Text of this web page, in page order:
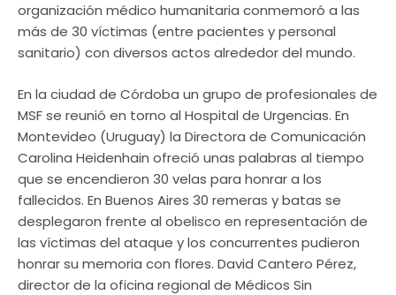
organización médico humanitaria conmemoró a las
más de 30 víctimas (entre pacientes y personal
sanitario) con diversos actos alrededor del mundo.
En la ciudad de Córdoba un grupo de profesionales de
MSF se reunió en torno al Hospital de Urgencias. En
Montevideo (Uruguay) la Directora de Comunicación
Carolina Heidenhain ofreció unas palabras al tiempo
que se encendieron 30 velas para honrar a los
fallecidos. En Buenos Aires 30 remeras y batas se
desplegaron frente al obelisco en representación de
las víctimas del ataque y los concurrentes pudieron
honrar su memoria con flores. David Cantero Pérez,
director de la oficina regional de Médicos Sin